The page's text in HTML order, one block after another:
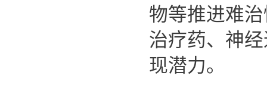
物等推进难
治疗药、神
现潜力。